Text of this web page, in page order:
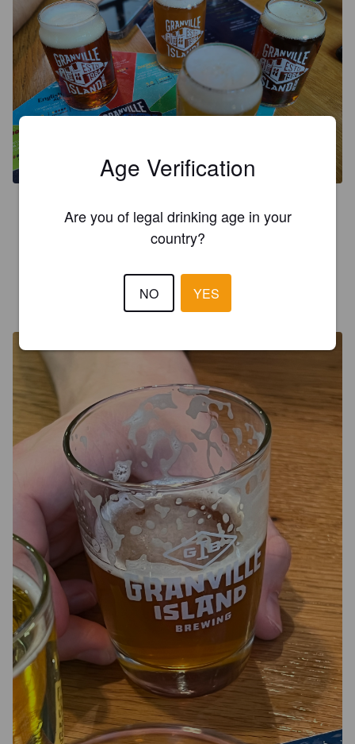
Bon nez? Broue constante, couleur orange légèrement
troubles, goût désaltérante légèrement sucré.
PERSONNE AGRÉABLE
Age Verification
Are you of legal drinking age in your
country?
NO YES